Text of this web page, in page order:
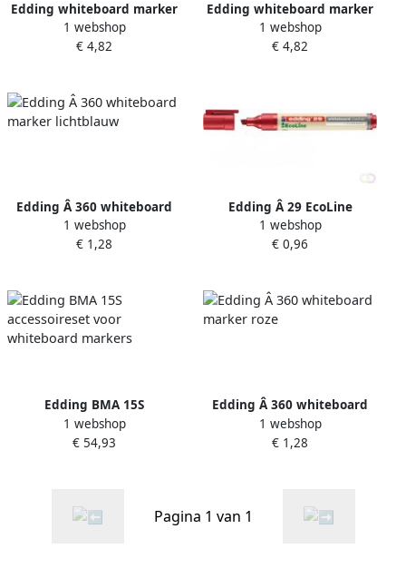
Edding whiteboard marker
360 geassorteerde kleuren
blister van 4 stuks
1 webshop
€ 4,82
Edding whiteboard marker
E-363 geassorteerde
kleuren blister van 4 stuks
1 webshop
€ 4,82
Edding Â 360 whiteboard
marker lichtblauw
1 webshop
€ 1,28
Edding Â 29 EcoLine
whiteboard marker rood
1 webshop
€ 0,96
Edding BMA 15S
accessoireset voor
whiteboard markers
1 webshop
€ 54,93
Edding Â 360 whiteboard
marker roze
1 webshop
€ 1,28
Pagina 1 van 1